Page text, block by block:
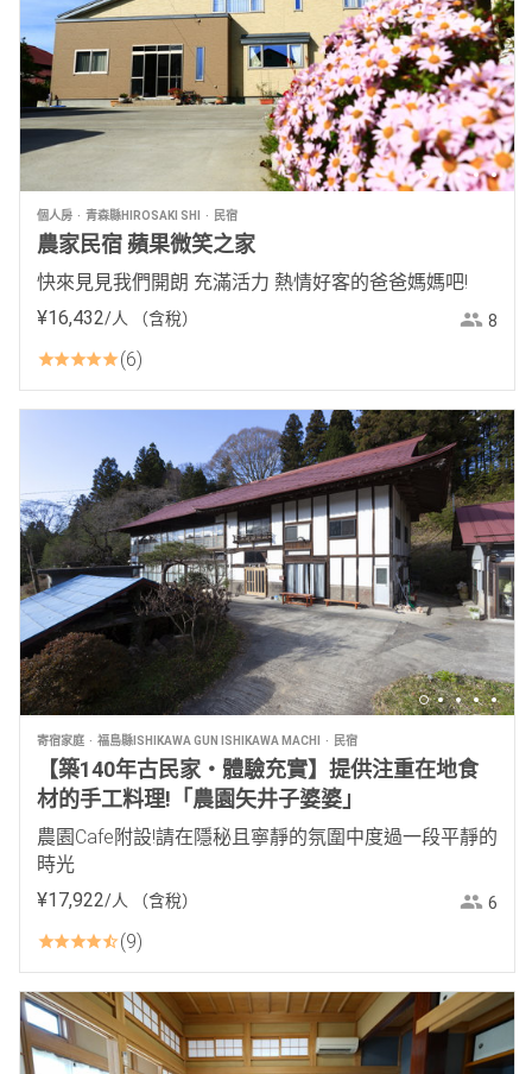
個人房 青森縣HIROSAKI SHI 民宿
農家民宿 蘋果微笑之家
快來見見我們開朗 充滿活力 熱情好客的爸爸媽媽吧!
¥16,432/人 （含稅） 8
6
寄宿家庭 福島縣ISHIKAWA GUN ISHIKAWA MACHI 民宿
【築140年古民家・體驗充實】提供注重在地食
材的手工料理!「農園矢井子婆婆」
農園Cafe附設!請在隱秘且寧靜的氛圍中度過一段平靜的
時光
¥17,922/人 （含稅） 6
9